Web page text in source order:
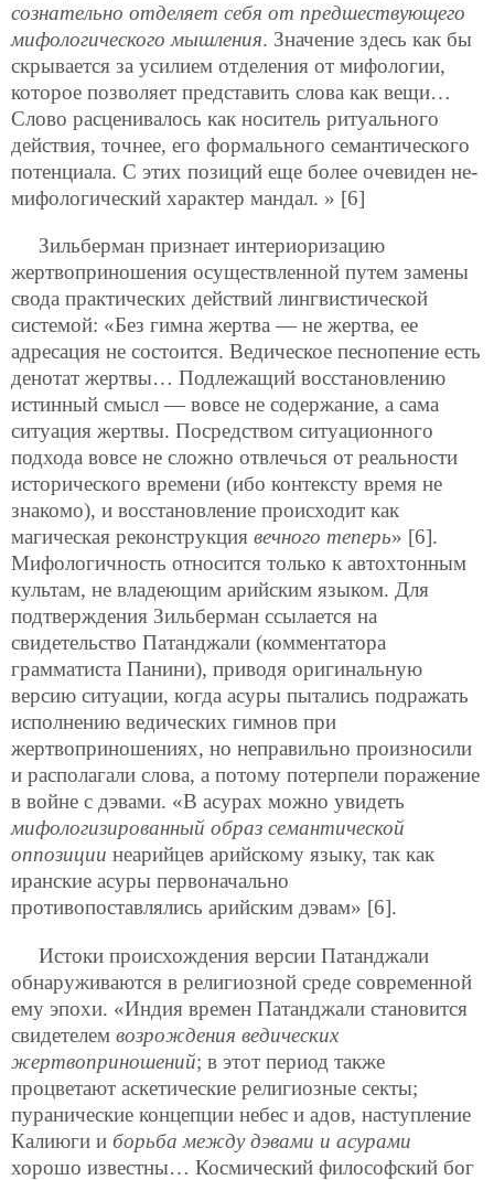
сознательно отделяет себя от предшествующего
мифологического мышления. Значение здесь как бы
скрывается за усилием отделения от мифологии,
которое позволяет представить слова как вещи…
Слово расценивалось как носитель ритуального
действия, точнее, его формального семантического
потенциала. С этих позиций еще более очевиден не-
мифологический характер мандал. » [6]
Зильберман признает интериоризацию
жертвоприношения осуществленной путем замены
свода практических действий лингвистической
системой: «Без гимна жертва — не жертва, ее
адресация не состоится. Ведическое песнопение есть
денотат жертвы… Подлежащий восстановлению
истинный смысл — вовсе не содержание, а сама
ситуация жертвы. Посредством ситуационного
подхода вовсе не сложно отвлечься от реальности
исторического времени (ибо контексту время не
знакомо), и восстановление происходит как
магическая реконструкция вечного теперь» [6].
Мифологичность относится только к автохтонным
культам, не владеющим арийским языком. Для
подтверждения Зильберман ссылается на
свидетельство Патанджали (комментатора
грамматиста Панини), приводя оригинальную
версию ситуации, когда асуры пытались подражать
исполнению ведических гимнов при
жертвоприношениях, но неправильно произносили
и располагали слова, а потому потерпели поражение
в войне с дэвами. «В асурах можно увидеть
мифологизированный образ семантической
оппозиции неарийцев арийскому языку, так как
иранские асуры первоначально
противопоставлялись арийским дэвам» [6].
Истоки происхождения версии Патанджали
обнаруживаются в религиозной среде современной
ему эпохи. «Индия времен Патанджали становится
свидетелем возрождения ведических
жертвоприношений; в этот период также
процветают аскетические религиозные секты;
пуранические концепции небес и адов, наступление
Калиюги и борьба между дэвами и асурами
хорошо известны… Космический философский бог